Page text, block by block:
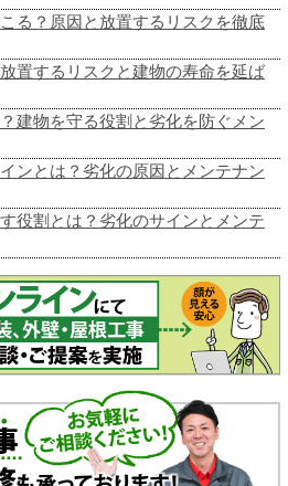
る？原因と放置するリスクを徹底
置するリスクと建物の寿命を延ば
建物を守る役割と劣化を防ぐメン
ンとは？劣化の原因とメンテナン
役割とは？劣化のサインとメンテ